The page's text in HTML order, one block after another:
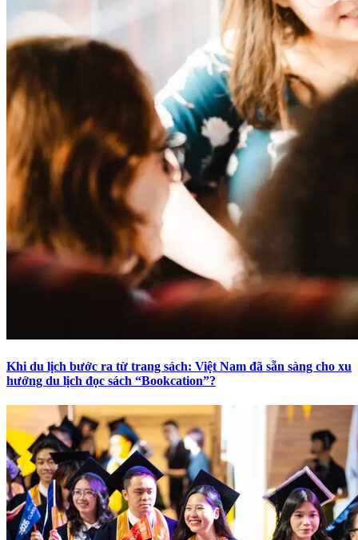
Khi du lịch bước ra từ trang sách: Việt Nam đã sẵn sàng cho xu
hướng du lịch đọc sách “Bookcation”?